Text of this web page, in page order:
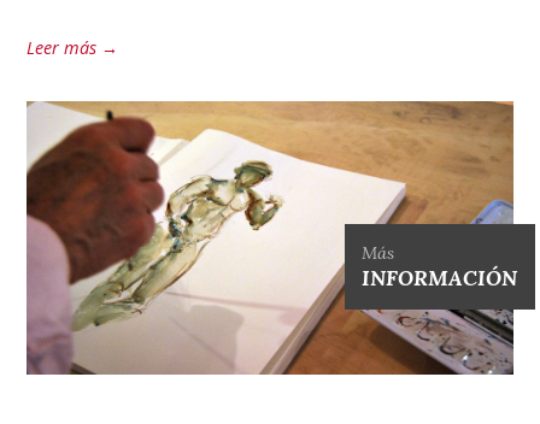
Leer más →
Más
INFORMACIÓN